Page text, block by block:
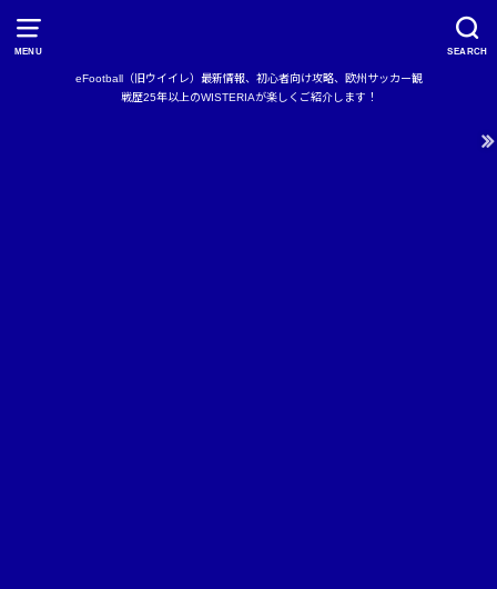
MENU SEARCH
eFootball（旧ウイイレ）最新情報、初心者向け攻略、欧州サッカー観
戦歴25年以上のWISTERIAが楽しくご紹介します！